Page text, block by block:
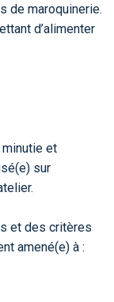
de maroquinerie.
d’alimenter
et
sur
et des critères
amené(e) à :